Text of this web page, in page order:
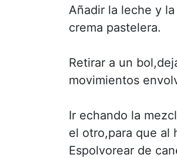
Añadir la leche y
crema pastelera.
Retirar a un
movimientos
Ir echando la
el otro,para que al
Espolvorear de